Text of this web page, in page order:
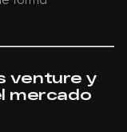
venture y
mercado